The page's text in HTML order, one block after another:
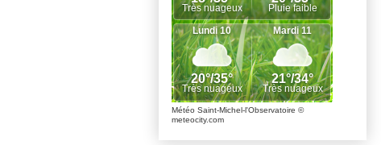
Météo Saint-Michel-l'Observatoire ©
meteocity.com